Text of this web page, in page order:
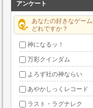
アンケート
あなたの好きなゲー
どれですか？
神になるッ！
万彩クインダム
よろず社の神ならい
あやかしっくレコード
ラスト・ラグナレク